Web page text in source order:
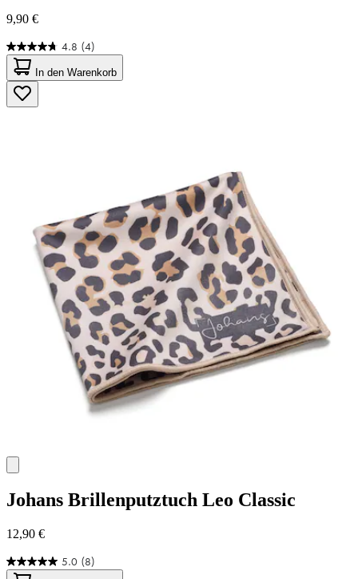
9,90 €
4.8 (4)
4.8
von
5
Sternen.
4
In den Warenkorb
Johans Brillenputztuch Leo Classic
12,90 €
5.0 (8)
5.0